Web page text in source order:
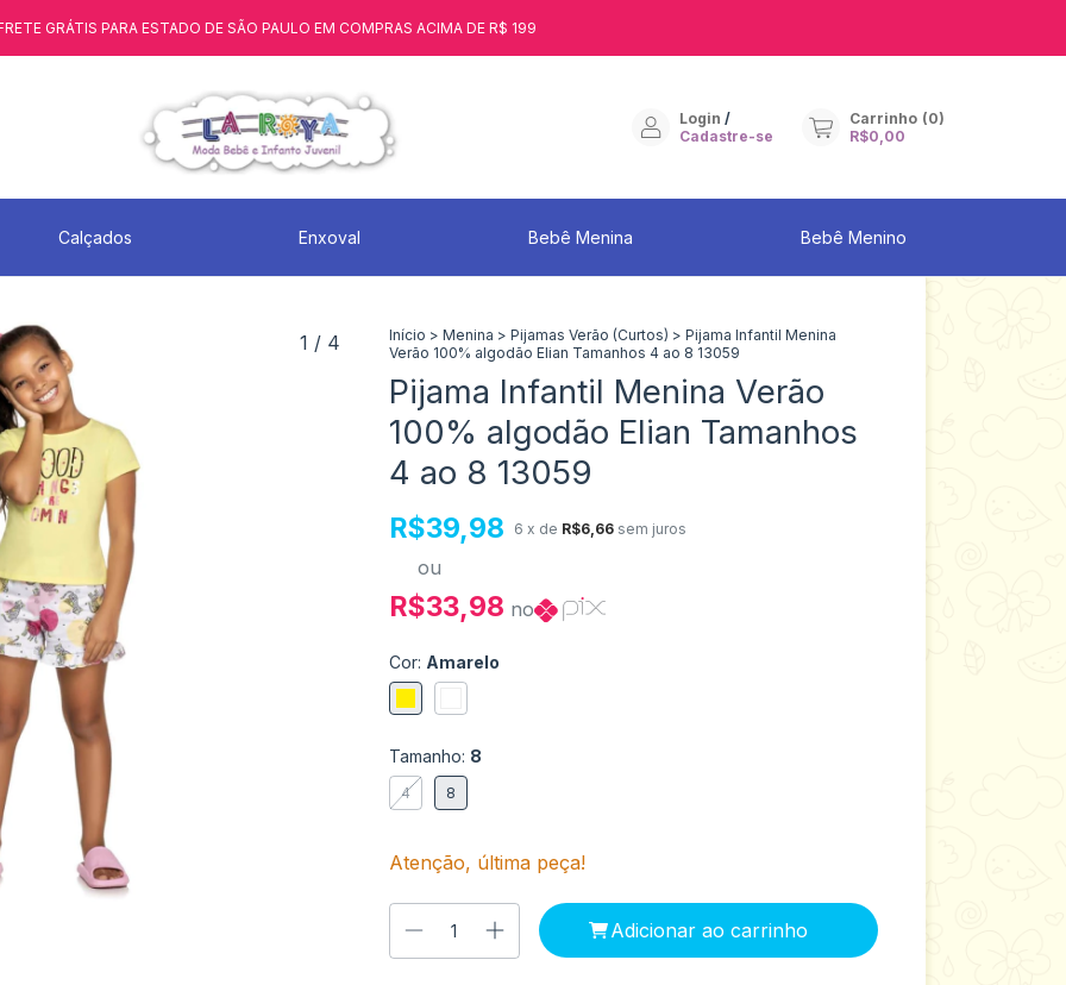
GRÁTIS PARA ESTADO DE SÃO PAULO EM COMPRAS ACIMA DE R$ 199
Login /
Cadastre-se
Carrinho (0)
R$0,00
Calçados Enxoval Bebê Menina Bebê Menino
1 / 4 Início > Menina > Pijamas Verão (Curtos) > Pijama Infantil Menina
Verão 100% algodão Elian Tamanhos 4 ao 8 13059
Pijama Infantil Menina Verão
100% algodão Elian Tamanhos
4 ao 8 13059
R$39,98 6 x de R$6,66 sem juros
ou
R$33,98 no
Cor: Amarelo
Tamanho: 8
4 8
Atenção, última peça!